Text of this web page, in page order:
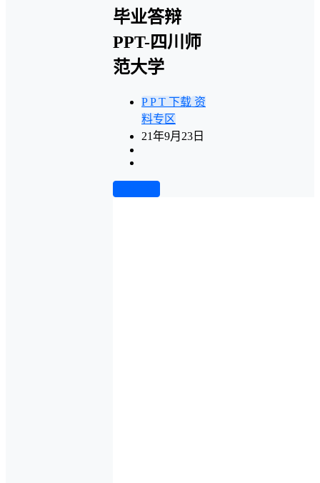
毕业答辩
PPT-四川师
范大学
P P T 下载 资
料专区
21年9月23日